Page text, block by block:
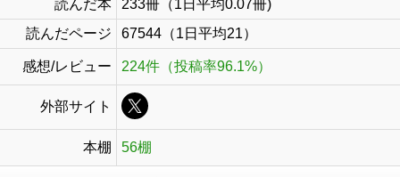
読んだ本
233冊（1日平均0.07冊)
読んだページ
67544（1日平均21）
感想/レビュー 224件（投稿率96.1%）
外部サイト
本棚 56棚